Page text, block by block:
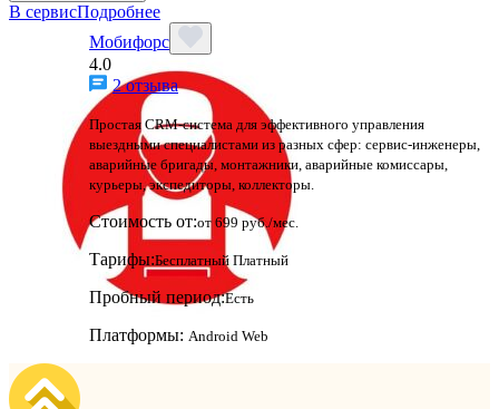
В сервисПодробнее
Мобифорс
4.0
2 отзыва
Простая CRM-система для эффективного управления
выездными специалистами из разных сфер: сервис-инженеры,
аварийные бригады, монтажники, аварийные комиссары,
курьеры, экспедиторы, коллекторы.
Стоимость от:от 699 руб./мес.
Тарифы:Бесплатный Платный
Пробный период:Есть
Платформы: Android Web